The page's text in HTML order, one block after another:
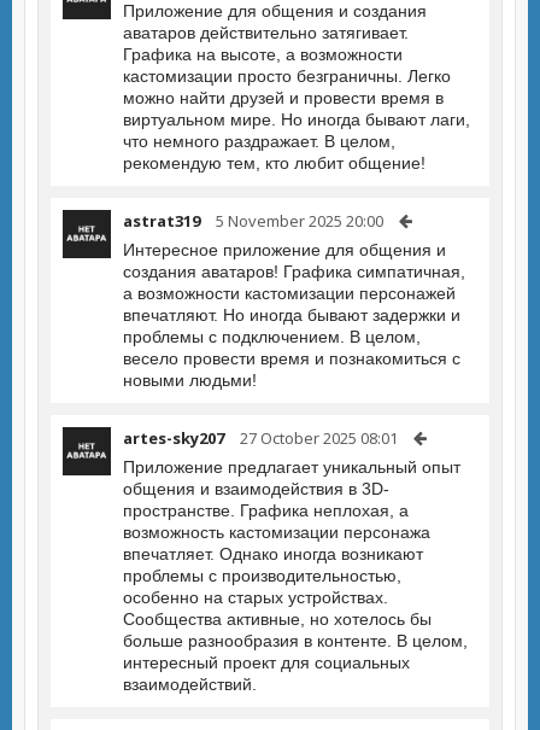
Приложение для общения и создания
аватаров действительно затягивает.
Графика на высоте, а возможности
кастомизации просто безграничны. Легко
можно найти друзей и провести время в
виртуальном мире. Но иногда бывают лаги,
что немного раздражает. В целом,
рекомендую тем, кто любит общение!
astrat319 5 November 2025 20:00
Интересное приложение для общения и
создания аватаров! Графика симпатичная,
а возможности кастомизации персонажей
впечатляют. Но иногда бывают задержки и
проблемы с подключением. В целом,
весело провести время и познакомиться с
новыми людьми!
artes-sky207 27 October 2025 08:01
Приложение предлагает уникальный опыт
общения и взаимодействия в 3D-
пространстве. Графика неплохая, а
возможность кастомизации персонажа
впечатляет. Однако иногда возникают
проблемы с производительностью,
особенно на старых устройствах.
Сообщества активные, но хотелось бы
больше разнообразия в контенте. В целом,
интересный проект для социальных
взаимодействий.